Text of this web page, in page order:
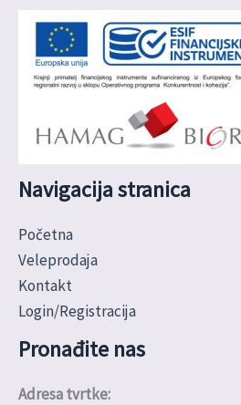
Navigacija stranica
Početna
Veleprodaja
Kontakt
Login/Registracija
Pronađite nas
Adresa tvrtke: